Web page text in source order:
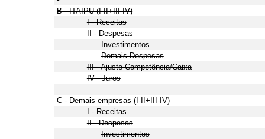
B - ITAIPU (I-II+III-IV)
I - Receitas
II - Despesas
Investimentos
Demais Despesas
III - Ajuste Competência/Caixa
IV - Juros
C - Demais empresas (I-II+III-IV)
I - Receitas
II - Despesas
Investimentos